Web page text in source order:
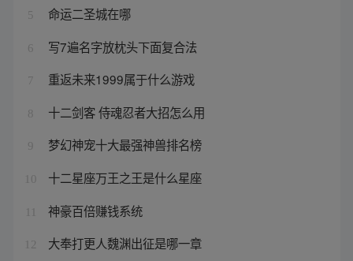
5 命运二圣城在哪
6 写7遍名字放枕头下面复合法
7 重返未来1999属于什么游戏
8 十二剑客 侍魂忍者大招怎么用
9 梦幻神宠十大最强神兽排名榜
10 十二星座万王之王是什么星座
神豪百倍赚钱系统
12 大奉打更人魏渊出征是哪一章